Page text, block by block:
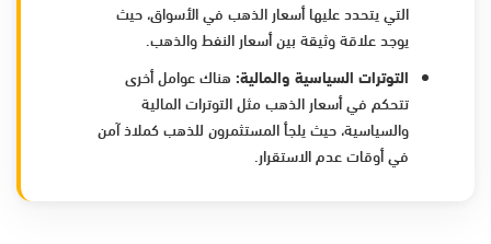
التي يتحدد عليها أسعار الذهب في الأسواق، حيث
يوجد علاقة وثيقة بين أسعار النفط والذهب.
التوترات السياسية والمالية: هناك عوامل أخرى
تتحكم في أسعار الذهب مثل التوترات المالية
والسياسية، حيث يلجأ المستثمرون للذهب كملاذ آمن
في أوقات عدم الاستقرار.